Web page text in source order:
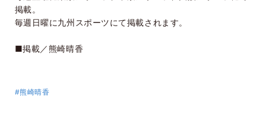
掲載。
毎週日曜に九州スポーツにて掲載されます。
■掲載／熊崎晴香
#熊崎晴香